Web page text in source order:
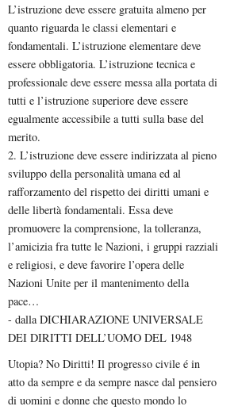
L’istruzione deve essere gratuita almeno per
quanto riguarda le classi elementari e
fondamentali. L’istruzione elementare deve
essere obbligatoria. L’istruzione tecnica e
professionale deve essere messa alla portata di
tutti e l’istruzione superiore deve essere
egualmente accessibile a tutti sulla base del
merito.
2. L’istruzione deve essere indirizzata al pieno
sviluppo della personalità umana ed al
rafforzamento del rispetto dei diritti umani e
delle libertà fondamentali. Essa deve
promuovere la comprensione, la tolleranza,
l’amicizia fra tutte le Nazioni, i gruppi razziali
e religiosi, e deve favorire l’opera delle
Nazioni Unite per il mantenimento della
pace…
- dalla DICHIARAZIONE UNIVERSALE
DEI DIRITTI DELL’UOMO DEL 1948
Utopia? No Diritti! Il progresso civile é in
atto da sempre e da sempre nasce dal pensiero
di uomini e donne che questo mondo lo